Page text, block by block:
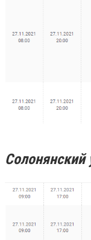
Солонянский